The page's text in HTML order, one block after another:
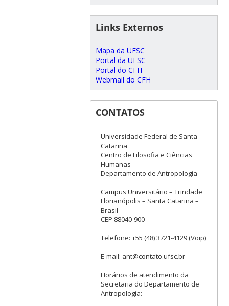
Links Externos
Mapa da UFSC
Portal da UFSC
Portal do CFH
Webmail do CFH
CONTATOS
Universidade Federal de Santa
Catarina
Centro de Filosofia e Ciências
Humanas
Departamento de Antropologia
Campus Universitário – Trindade
Florianópolis – Santa Catarina –
Brasil
CEP 88040-900
Telefone: +55 (48) 3721-4129 (Voip)
E-mail: ant@contato.ufsc.br
Horários de atendimento da
Secretaria do Departamento de
Antropologia: